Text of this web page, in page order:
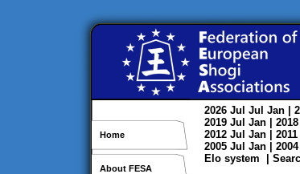
Home
About FESA
2026 Jul Jul Jan |
2019 Jul Jan | 2018
2012 Jul Jan | 2011
2005 Jul Jan | 2004
Elo system